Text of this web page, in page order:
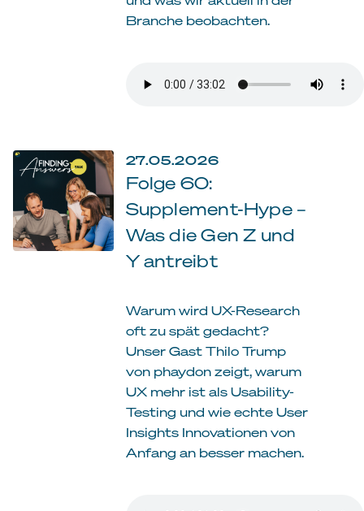
Branche beobachten.
27.05.2026
Folge 60:
Supplement-Hype –
Was die Gen Z und
Y antreibt
Warum wird UX-Research
oft zu spät gedacht?
Unser Gast Thilo Trump
von phaydon zeigt, warum
UX mehr ist als Usability-
Testing und wie echte User
Insights Innovationen von
Anfang an besser machen.